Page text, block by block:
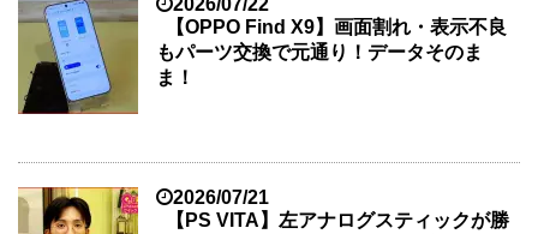
2026/07/22
【OPPO Find X9】画面割れ・表示不良
もパーツ交換で元通り！データそのま
ま！
2026/07/21
【PS VITA】左アナログスティックが勝